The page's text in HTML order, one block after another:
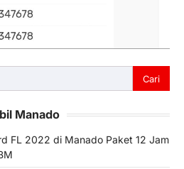
Manado
FL 2022 di Manado Paket 12 Jam